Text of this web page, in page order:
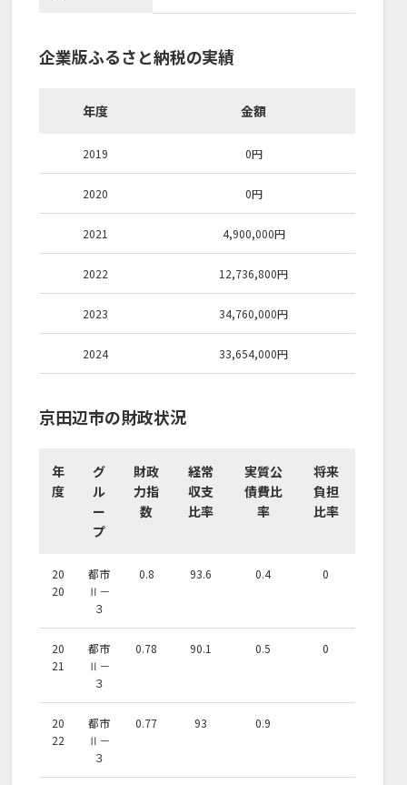
企業版ふるさと納税の実績
年度 金額
2019 0円
2020 0円
2021 4,900,000円
2022 12,736,800円
2023 34,760,000円
2024 33,654,000円
京田辺市の財政状況
年
度
グ
ル
ー
プ
財政
力指
数
経常
収支
比率
実質公
債費比
率
将来
負担
比率
20
20
都市
Ⅱ－
３
0.8 93.6 0.4 0
20
21
都市
Ⅱ－
３
0.78 90.1 0.5 0
20
22
都市
Ⅱ－
３
0.77 93 0.9